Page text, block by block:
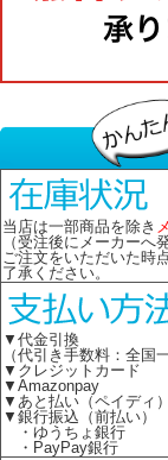
当店は一部商品を除き
（受注後にメーカーへ
ご注文をいただいた時
了承ください。
▼代金引換
（代引き手数料：全国
▼クレジットカード
▼Amazonpay
▼あと払い（ペイディ）
▼銀行振込（前払い）
・ゆうちょ銀行
・PayPay銀行